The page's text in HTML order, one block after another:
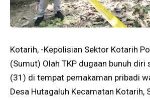
Kotarih, -Kepolisian Sektor Kotarih
(Sumut) Olah TKP dugaan bunuh diri
(31) di tempat pemakaman pribadi
Desa Hutagaluh Kecamatan Kotarih,